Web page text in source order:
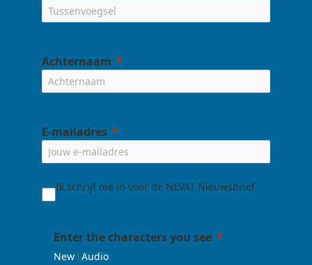
Achternaam
E-mailadres
Ik schrijf me in voor de NEVAT Nieuwsbrief.
Enter the characters you see
New | Audio